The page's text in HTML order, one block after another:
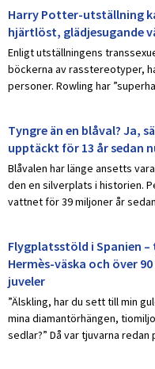
Harry Potter-utställning
hjärtlöst, glädjesugande
Enligt utställningens
böckerna av rasstereotyper,
personer. Rowling har
Tyngre än en blåval? Ja,
upptäckt för 13 år sedan
Blåvalen har länge ansetts
den en silverplats i historien.
vattnet för 39 miljoner år
Flygplatsstöld i Spanien
Hermès-väska och över
juveler
”Älskling, har du sett till min
mina diamantörhängen,
sedlar?” Då var tjuvarna redan